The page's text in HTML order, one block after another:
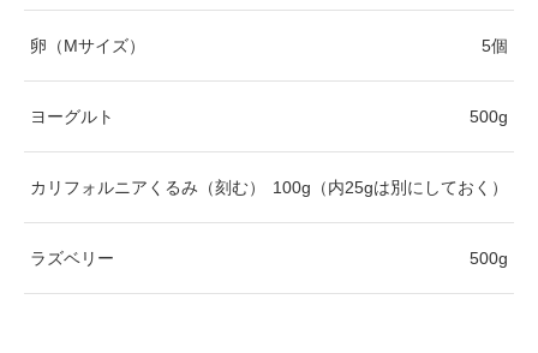
卵（Mサイズ） 5個
ヨーグルト 500g
カリフォルニアくるみ（刻む） 100g（内25gは別にしておく）
ラズベリー 500g